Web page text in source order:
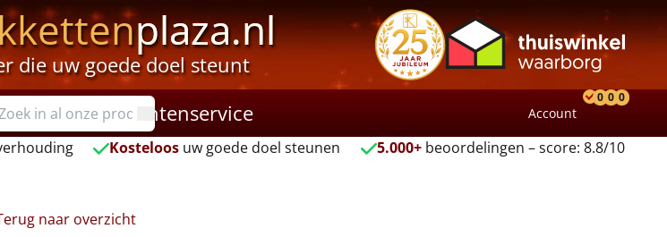
plaza.nl
die uw goede doel steunt
Klantenservice Account
0 0 0
Kosteloos uw goede doel steunen 5.000+ beoordelingen – score: 8.8/10
naar overzicht